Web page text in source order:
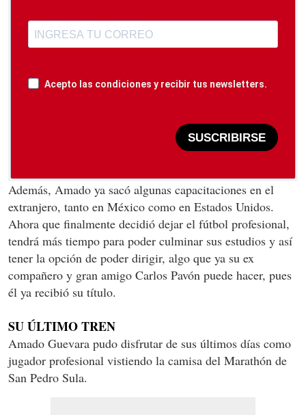
Acepto las condiciones y recibir tus newsletters.
SUSCRIBIRSE
Además, Amado ya sacó algunas capacitaciones en el
extranjero, tanto en México como en Estados Unidos.
Ahora que finalmente decidió dejar el fútbol profesional,
tendrá más tiempo para poder culminar sus estudios y así
tener la opción de poder dirigir, algo que ya su ex
compañero y gran amigo Carlos Pavón puede hacer, pues
él ya recibió su título.
SU ÚLTIMO TREN
Amado Guevara pudo disfrutar de sus últimos días como
jugador profesional vistiendo la camisa del Marathón de
San Pedro Sula.